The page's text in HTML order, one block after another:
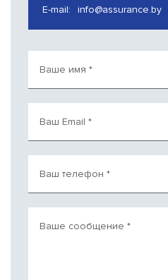
E-mail:
info@assurance.by
Ваше имя *
Ваш Email *
Ваш телефон *
Ваше сообщение *